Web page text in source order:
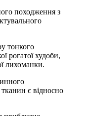
походження з
тонкого
рогатої худоби,
лихоманки.
є відносно